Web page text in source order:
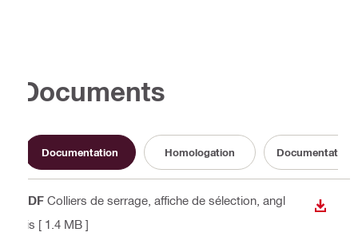
Documents
Documentation Homologation Documentation
PDF Colliers de serrage, affiche de sélection , angl
ais [ 1.4 MB ]